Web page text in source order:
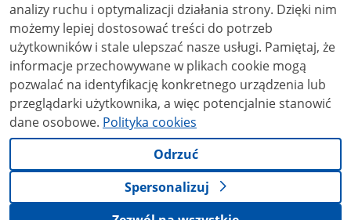
analizy ruchu i optymalizacji działania strony. Dzięki nim
możemy lepiej dostosować treści do potrzeb
użytkowników i stale ulepszać nasze usługi. Pamiętaj, że
informacje przechowywane w plikach cookie mogą
pozwalać na identyfikację konkretnego urządzenia lub
przeglądarki użytkownika, a więc potencjalnie stanowić
dane osobowe. Polityka cookies
Odrzuć
Spersonalizuj